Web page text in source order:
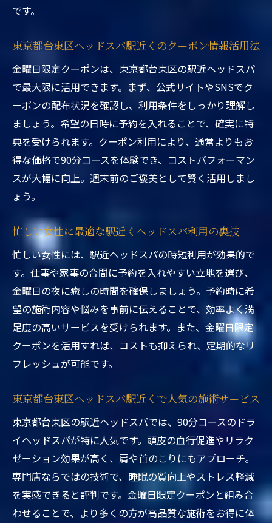
ヘッドスパで得られる心身の変化を週末に
活かす方法
東京都台東区ヘッドスパ駅近くの体験者が
語る活用術
週末におすすめのヘッドスパ習慣の始め方
です。
東京都台東区ヘッドスパ駅近くのクーポン情報活用法
金曜日限定クーポンは、東京都台東区の駅近ヘッドスパ
で最大限に活用できます。まず、公式サイトやSNSでク
ーポンの配布状況を確認し、利用条件をしっかり理解し
ましょう。希望の日時に予約を入れることで、確実に特
典を受けられます。クーポン利用により、通常よりもお
得な価格で90分コースを体験でき、コストパフォーマン
スが大幅に向上。週末前のご褒美として賢く活用しまし
ょう。
忙しい女性に最適な駅近くヘッドスパ利用の裏技
忙しい女性には、駅近ヘッドスパの時短利用が効果的で
す。仕事や家事の合間に予約を入れやすい立地を選び、
金曜日の夜に癒しの時間を確保しましょう。予約時に希
望の施術内容や悩みを事前に伝えることで、効率よく満
足度の高いサービスを受けられます。また、金曜日限定
クーポンを活用すれば、コストも抑えられ、定期的なリ
フレッシュが可能です。
東京都台東区ヘッドスパ駅近くで人気の施術サービス
東京都台東区の駅近ヘッドスパでは、90分コースのドラ
イヘッドスパが特に人気です。頭皮の血行促進やリラク
ゼーション効果が高く、肩や首のこりにもアプローチ。
専門店ならではの技術で、睡眠の質向上やストレス軽減
を実感できると評判です。金曜日限定クーポンと組み合
わせることで、より多くの方が高品質な施術をお得に体